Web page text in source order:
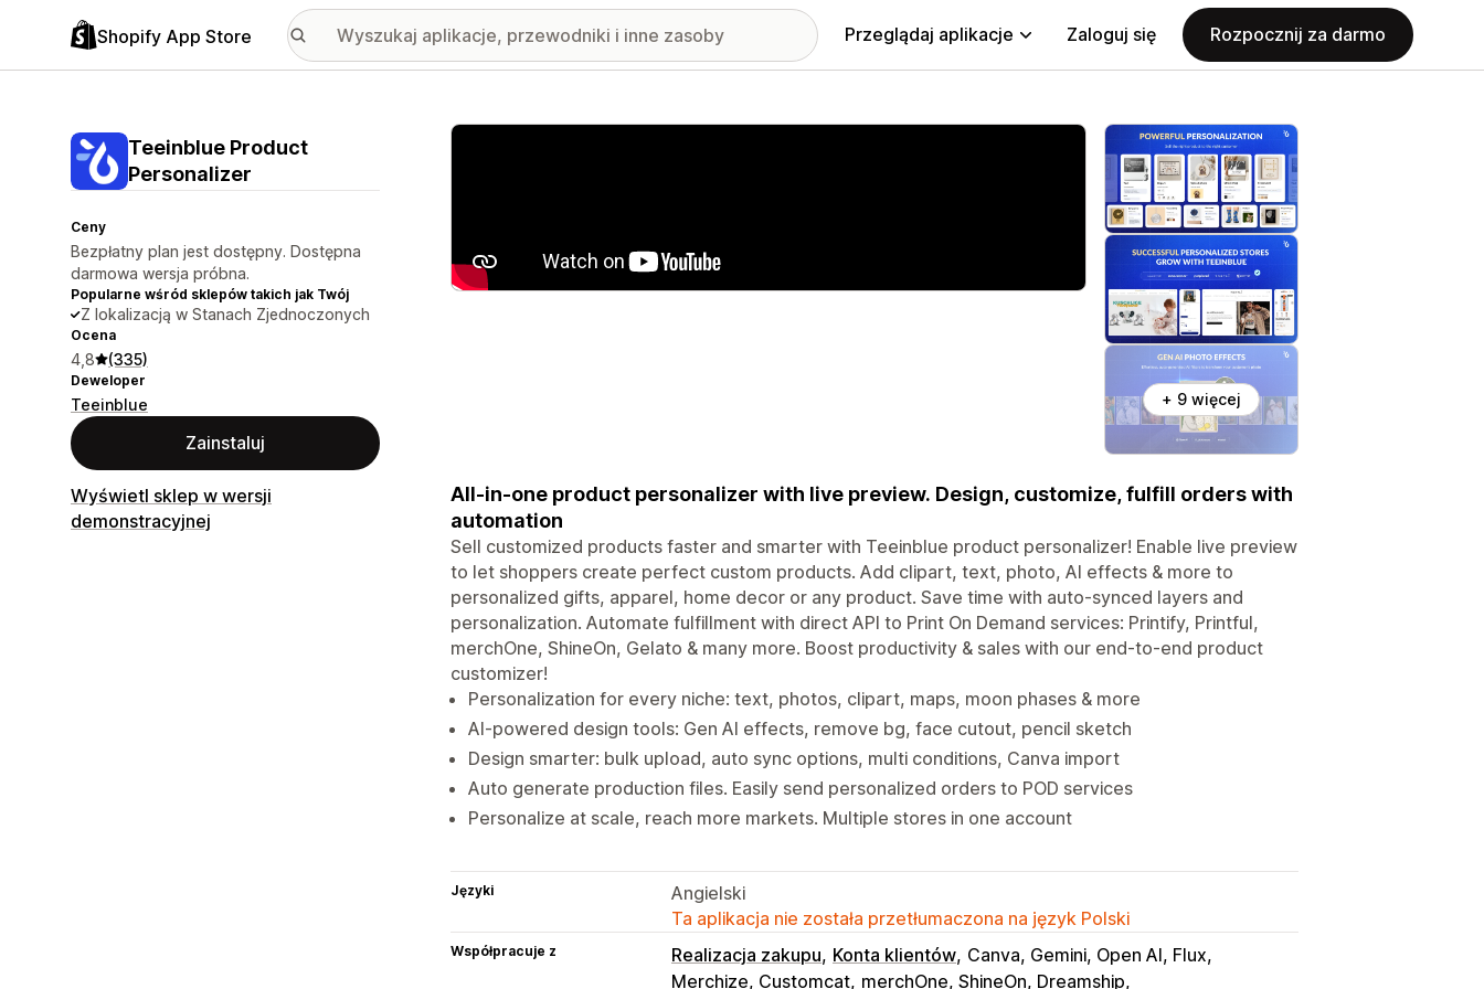
Shopify App Store Przeglądaj aplikacje Zaloguj się Rozpocznij za darmo
Teeinblue Product
Personalizer
Ceny
Bezpłatny plan jest dostępny. Dostępna
darmowa wersja próbna.
Popularne wśród sklepów takich jak Twój
Z lokalizacją w Stanach Zjednoczonych
Ocena
4,8 (335)
Deweloper
Teeinblue
Zainstaluj
Wyświetl sklep w wersji
demonstracyjnej
Wyróżnione obrazy w galerii
+ 9 więcej
All-in-one product personalizer with live preview. Design, customize, fulfill orders with
automation
Sell customized products faster and smarter with Teeinblue product personalizer! Enable live preview
to let shoppers create perfect custom products. Add clipart, text, photo, AI effects & more to
personalized gifts, apparel, home decor or any product. Save time with auto-synced layers and
personalization. Automate fulfillment with direct API to Print On Demand services: Printify, Printful,
merchOne, ShineOn, Gelato & many more. Boost productivity & sales with our end-to-end product
customizer!
Personalization for every niche: text, photos, clipart, maps, moon phases & more
AI-powered design tools: Gen AI effects, remove bg, face cutout, pencil sketch
Design smarter: bulk upload, auto sync options, multi conditions, Canva import
Auto generate production files. Easily send personalized orders to POD services
Personalize at scale, reach more markets. Multiple stores in one account
Języki
Angielski
Ta aplikacja nie została przetłumaczona na język Polski
Współpracuje z Realizacja zakupu Konta klientów Canva, Gemini, Open AI, Flux
Merchize, Customcat merchOne, ShineOn, Dreamship